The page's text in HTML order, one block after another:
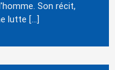
Son récit,
lutte […]